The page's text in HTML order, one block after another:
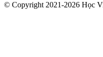
© Copyright 2021-2026 Học